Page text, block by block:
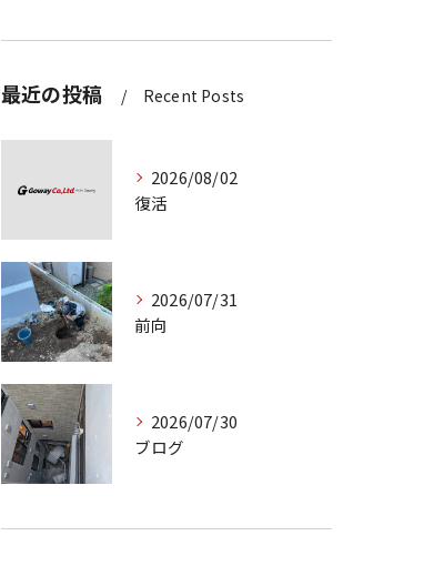
最近の投稿 Recent Posts
2026/08/02
復活
2026/07/31
前向
2026/07/30
ブログ